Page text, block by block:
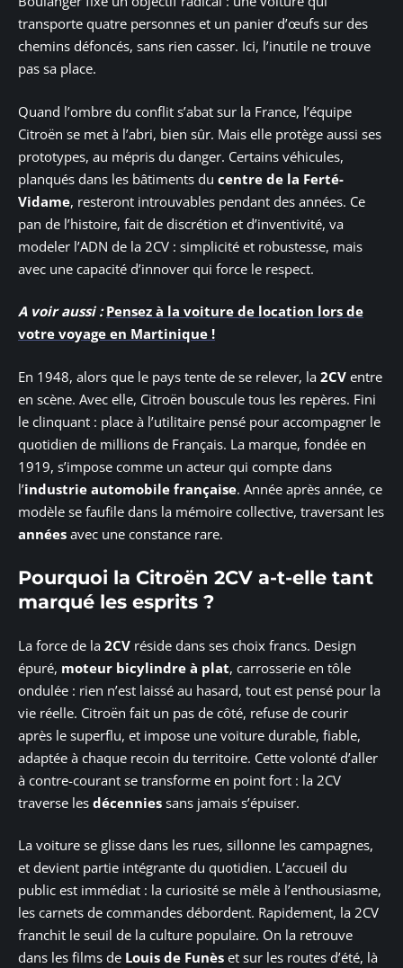
transporte quatre personnes et un panier d’œufs sur des
chemins défoncés, sans rien casser. Ici, l’inutile ne trouve
pas sa place.
Quand l’ombre du conflit s’abat sur la France, l’équipe
Citroën se met à l’abri, bien sûr. Mais elle protège aussi ses
prototypes, au mépris du danger. Certains véhicules,
planqués dans les bâtiments du centre de la Ferté-
Vidame, resteront introuvables pendant des années. Ce
pan de l’histoire, fait de discrétion et d’inventivité, va
modeler l’ADN de la 2CV : simplicité et robustesse, mais
avec une capacité d’innover qui force le respect.
A voir aussi : Pensez à la voiture de location lors de
votre voyage en Martinique !
En 1948, alors que le pays tente de se relever, la 2CV entre
en scène. Avec elle, Citroën bouscule tous les repères. Fini
le clinquant : place à l’utilitaire pensé pour accompagner le
quotidien de millions de Français. La marque, fondée en
1919, s’impose comme un acteur qui compte dans
l’industrie automobile française. Année après année, ce
modèle se faufile dans la mémoire collective, traversant les
années avec une constance rare.
Pourquoi la Citroën 2CV a-t-elle tant
marqué les esprits ?
La force de la 2CV réside dans ses choix francs. Design
épuré, moteur bicylindre à plat, carrosserie en tôle
ondulée : rien n’est laissé au hasard, tout est pensé pour la
vie réelle. Citroën fait un pas de côté, refuse de courir
après le superflu, et impose une voiture durable, fiable,
adaptée à chaque recoin du territoire. Cette volonté d’aller
à contre-courant se transforme en point fort : la 2CV
traverse les décennies sans jamais s’épuiser.
La voiture se glisse dans les rues, sillonne les campagnes,
et devient partie intégrante du quotidien. L’accueil du
public est immédiat : la curiosité se mêle à l’enthousiasme,
les carnets de commandes débordent. Rapidement, la 2CV
franchit le seuil de la culture populaire. On la retrouve
dans les films de Louis de Funès et sur les routes d’été, là